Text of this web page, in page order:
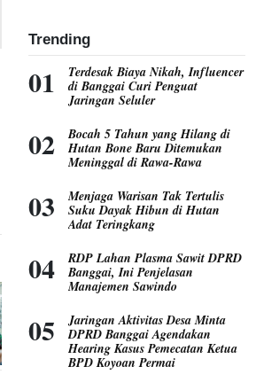
Trending
Terdesak Biaya Nikah, Influencer
di Banggai Curi Penguat
Jaringan Seluler
Bocah 5 Tahun yang Hilang di
Hutan Bone Baru Ditemukan
Meninggal di Rawa-Rawa
Menjaga Warisan Tak Tertulis
Suku Dayak Hibun di Hutan
Adat Teringkang
RDP Lahan Plasma Sawit DPRD
Banggai, Ini Penjelasan
Manajemen Sawindo
Jaringan Aktivitas Desa Minta
DPRD Banggai Agendakan
Hearing Kasus Pemecatan Ketua
BPD Koyoan Permai